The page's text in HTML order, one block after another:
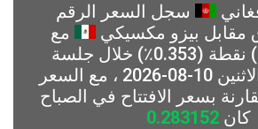
سجل السعر الرقم
مقابل بيزو مكسيكي
مع
تغيير (0.001) نقطة (0.353٪) خلال جلسة
، مع السعر
بسعر الافتتاح في الصباح
كان 0.283152